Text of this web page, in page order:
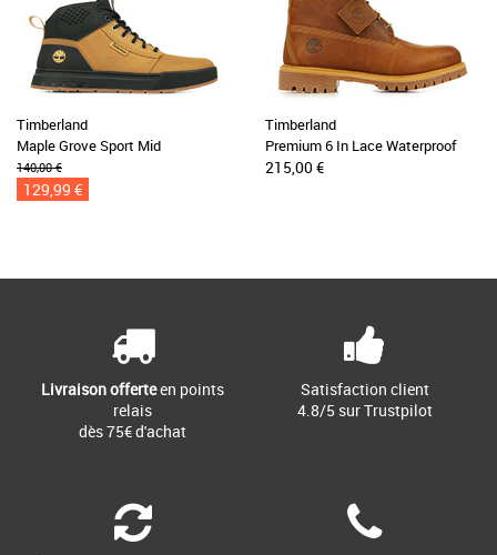
Timberland
Maple Grove Sport Mid
140,00 €
129,99 €
Timberland
Premium 6 In Lace Waterproof
215,00 €
Livraison offerteen points
relais
dès 75€ d'achat
Satisfaction client
4.8/5 sur Trustpilot